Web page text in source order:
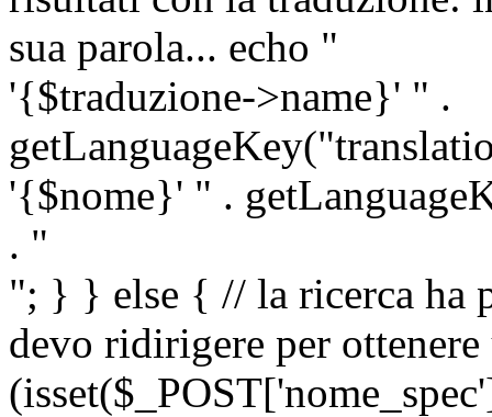
sua parola... echo "
'{$traduzione->name}' " .
'{$nome}' " .
. "
"; } } else { // la ricerca ha
devo ridirigere per